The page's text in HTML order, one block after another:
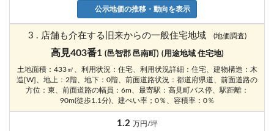
公示地価の推移・動向を表示
3 . 店舗も介在する旧来からの一般住宅地域 (地価調査)
高見403番1 (邑智郡 邑南町) (用途地域 住宅地)
土地面積：433㎡、利用状況：住宅、利用状況詳細：住宅、建物構造：木
造[W]、地上：2階、地下：0階、前面道路状況：都道府県道、前面道路の
方位：東、前面道路の幅員：6m、最寄駅：高見町バス停、駅距離：
90m(徒歩1.1分)、建ぺい率；0％、容積率：0％
1.2 万円/坪